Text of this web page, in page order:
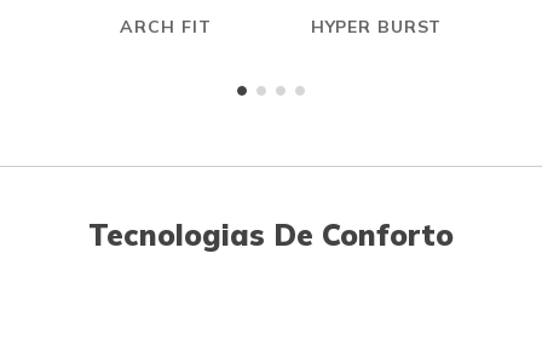
ARCH FIT HYPER BURST
Tecnologias De Conforto